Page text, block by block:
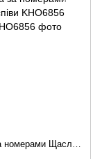
Картина за номерами Щасливі співи KHO6856 пінгвіни